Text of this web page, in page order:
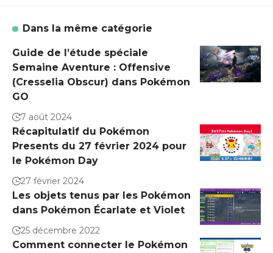
Dans la même catégorie
Guide de l’étude spéciale
Semaine Aventure : Offensive
(Cresselia Obscur) dans Pokémon
GO
7 août 2024
Récapitulatif du Pokémon
Presents du 27 février 2024 pour
le Pokémon Day
27 février 2024
Les objets tenus par les Pokémon
dans Pokémon Écarlate et Violet
25 décembre 2022
Comment connecter le Pokémon